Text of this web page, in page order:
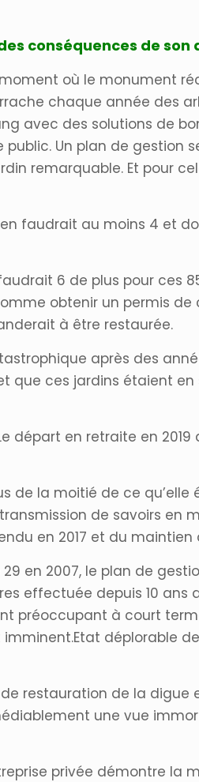
conséquences de
où le monument
chaque année des
avec des solutions de
Un plan de gestion
remarquable. Et pour
faudrait au moins 4 et
6 de plus pour ces
obtenir un permis de
à être restaurée.
après des
que ces jardins étaient
départ en retraite en
de la moitié de ce
de savoirs en
en 2017 et du
en 2007, le plan de
effectuée depuis 10 ans
préoccupant à court
déplorable
de restauration de la
une vue
privée démontre la